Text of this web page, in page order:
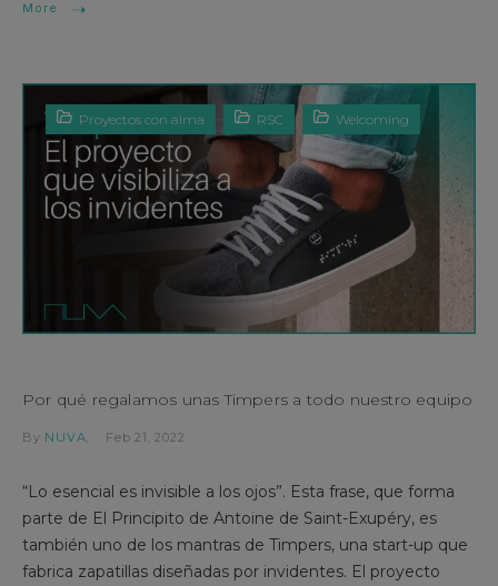
More
Proyectos con alma RSC Welcoming
Por qué regalamos unas Timpers a todo nuestro equipo
By NUVA Feb 21, 2022
“Lo esencial es invisible a los ojos”. Esta frase, que forma
parte de El Principito de Antoine de Saint-Exupéry, es
también uno de los mantras de Timpers, una start-up que
fabrica zapatillas diseñadas por invidentes. El proyecto